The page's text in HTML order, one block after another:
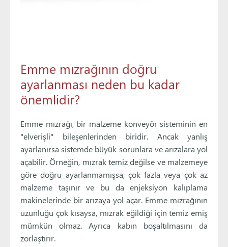
Emme mızrağının doğru
ayarlanması neden bu kadar
önemlidir?
Emme mızrağı, bir malzeme konveyör sisteminin en
"elverişli" bileşenlerinden biridir. Ancak yanlış
ayarlanırsa sistemde büyük sorunlara ve arızalara yol
açabilir. Örneğin, mızrak temiz değilse ve malzemeye
göre doğru ayarlanmamışsa, çok fazla veya çok az
malzeme taşınır ve bu da enjeksiyon kalıplama
makinelerinde bir arızaya yol açar. Emme mızrağının
uzunluğu çok kısaysa, mızrak eğildiği için temiz emiş
mümkün olmaz. Ayrıca kabın boşaltılmasını da
zorlaştırır.